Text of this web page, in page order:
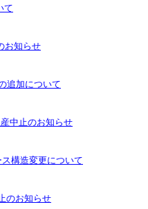
て
お知らせ
追加について
中止のお知らせ
構造変更について
のお知らせ